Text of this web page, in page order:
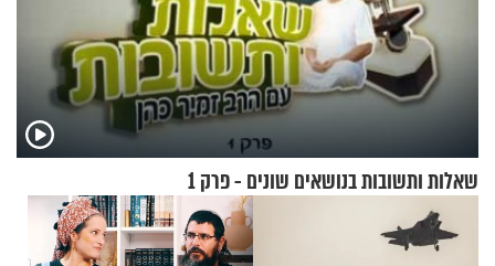
שאלות ותשובות בנושאים שונים - פרק 1